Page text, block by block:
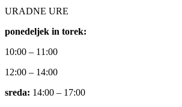
URADNE URE
ponedeljek in torek:
10:00 – 11:00
12:00 – 14:00
sreda: 14:00 – 17:00